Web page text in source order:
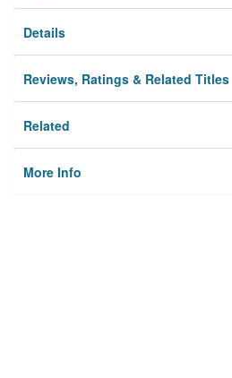
Details
Reviews, Ratings & Related Titles
Related
More Info